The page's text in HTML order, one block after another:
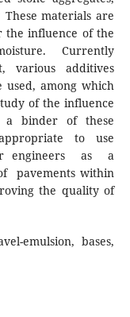
materials are
the influence of the
Currently
various additives
among which
of the influence
a binder of these
to use
engineers as a
pavements within
the quality of
emulsion, bases,